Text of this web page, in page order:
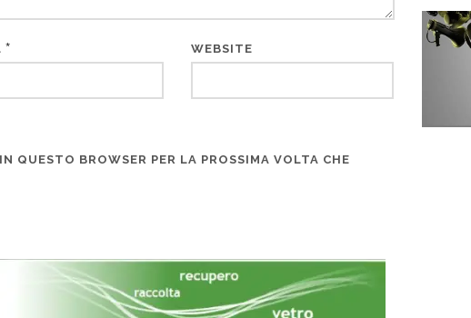
* WEBSITE
QUESTO BROWSER PER LA PROSSIMA VOLTA CHE